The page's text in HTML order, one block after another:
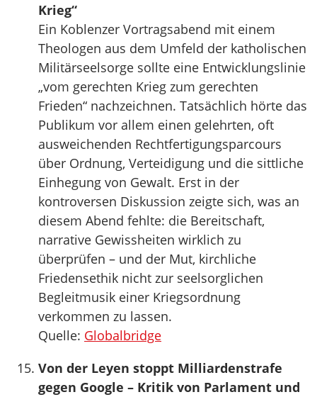
Krieg“
Ein Koblenzer Vortragsabend mit einem
Theologen aus dem Umfeld der katholischen
Militärseelsorge sollte eine Entwicklungslinie
„vom gerechten Krieg zum gerechten
Frieden“ nachzeichnen. Tatsächlich hörte das
Publikum vor allem einen gelehrten, oft
ausweichenden Rechtfertigungsparcours
über Ordnung, Verteidigung und die sittliche
Einhegung von Gewalt. Erst in der
kontroversen Diskussion zeigte sich, was an
diesem Abend fehlte: die Bereitschaft,
narrative Gewissheiten wirklich zu
überprüfen – und der Mut, kirchliche
Friedensethik nicht zur seelsorglichen
Begleitmusik einer Kriegsordnung
verkommen zu lassen.
Quelle: Globalbridge
Von der Leyen stoppt Milliardenstrafe
gegen Google – Kritik von Parlament und